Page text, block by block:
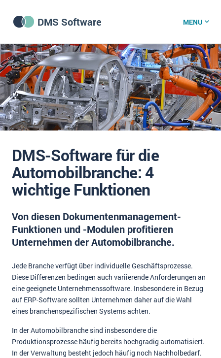
DMS Software
DMS Software
DMS Wissenszentrum
DMS News
Was ist DMS?
Offene Stellen bei CRM-Lieferanten
Über uns
DSGVO/GDPR
Impressum
MENU
DMS-Software für die
Automobilbranche: 4
wichtige Funktionen
Von diesen Dokumentenmanagement-
Funktionen und -Modulen profitieren
Unternehmen der Automobilbranche.
Jede Branche verfügt über individuelle Geschäftsprozesse.
Diese Differenzen bedingen auch variierende Anforderungen an
eine geeignete Unternehmenssoftware. Insbesondere in Bezug
auf ERP-Software sollten Unternehmen daher auf die Wahl
eines branchenspezifischen Systems achten.
In der Automobilbranche sind insbesondere die
Produktionsprozesse häufig bereits hochgradig automatisiert.
In der Verwaltung besteht jedoch häufig noch Nachholbedarf.